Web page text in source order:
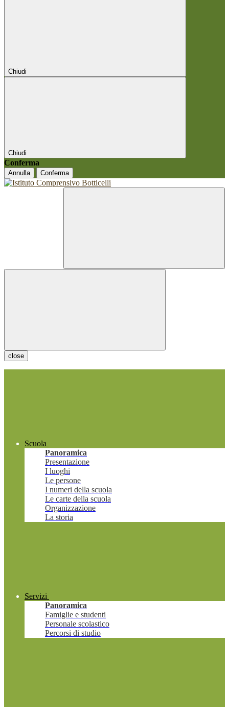
Chiudi
Chiudi
Conferma
Annulla Conferma
close
Scuola
Panoramica
Presentazione
I luoghi
Le persone
I numeri della scuola
Le carte della scuola
Organizzazione
La storia
Servizi
Panoramica
Famiglie e studenti
Personale scolastico
Percorsi di studio